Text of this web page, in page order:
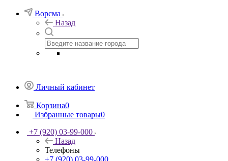
Ворсма
Назад
Личный кабинет
Корзина0
Избранные товары0
+7 (920) 03-99-000
Назад
Телефоны
+7 (920) 03-99-000